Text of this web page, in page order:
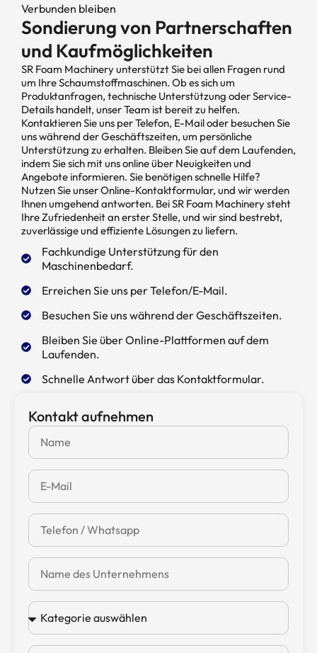
Verbunden bleiben
Sondierung von Partnerschaften
und Kaufmöglichkeiten
SR Foam Machinery unterstützt Sie bei allen Fragen rund
um Ihre Schaumstoffmaschinen. Ob es sich um
Produktanfragen, technische Unterstützung oder Service-
Details handelt, unser Team ist bereit zu helfen.
Kontaktieren Sie uns per Telefon, E-Mail oder besuchen Sie
uns während der Geschäftszeiten, um persönliche
Unterstützung zu erhalten. Bleiben Sie auf dem Laufenden,
indem Sie sich mit uns online über Neuigkeiten und
Angebote informieren. Sie benötigen schnelle Hilfe?
Nutzen Sie unser Online-Kontaktformular, und wir werden
Ihnen umgehend antworten. Bei SR Foam Machinery steht
Ihre Zufriedenheit an erster Stelle, und wir sind bestrebt,
zuverlässige und effiziente Lösungen zu liefern.
Fachkundige Unterstützung für den
Maschinenbedarf.
Erreichen Sie uns per Telefon/E-Mail.
Besuchen Sie uns während der Geschäftszeiten.
Bleiben Sie über Online-Plattformen auf dem
Laufenden.
Schnelle Antwort über das Kontaktformular.
Kontakt aufnehmen